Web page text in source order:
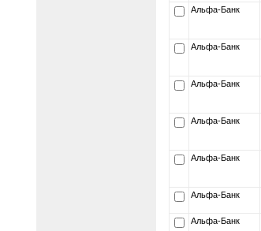
Альфа-Банк
Альфа-Банк
Альфа-Банк
Альфа-Банк
Альфа-Банк
Альфа-Банк
Альфа-Банк